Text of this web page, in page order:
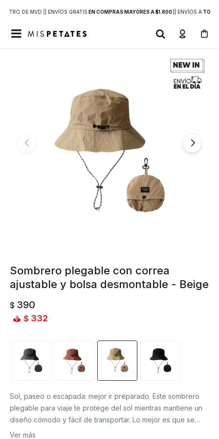
DE MVD | | ENVÍOS GRATIS EN COMPRAS MAYORES A $1.800 | ENVÍOS ATODO

Sombrero plegable con correa
ajustable y bolsa desmontable - Beige
$ 390
$ 332
Sol, paseo o escapada: mejor ir preparado. Este sombrero
plegable para viaje te protege del sol mientras mantiene un
diseño cómodo y fácil de transportar. Lo mejor es que se
pliega y guarda en su propio estuche compacto, por lo que
Ver más